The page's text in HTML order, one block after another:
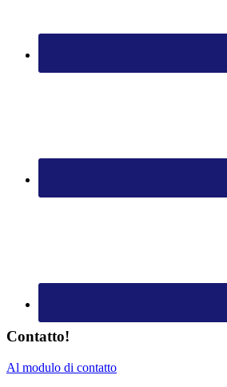
Contatto!
Al modulo di contatto